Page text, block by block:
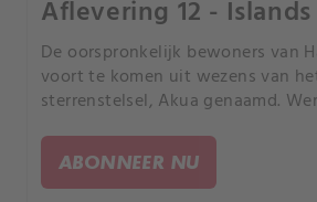
Aflevering 12 -
De oorspronkelijk bewoners van
voort te komen uit wezens van
sterrenstelsel, Akua genaamd.
bewoond?.
ABONNEER NU